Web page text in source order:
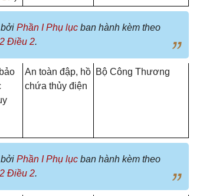
Phần I Phụ lục ban hành kèm theo
Điều 2.
An toàn đập, hồ
chứa thủy điện
Bộ Công Thương
Phần I Phụ lục ban hành kèm theo
Điều 2.